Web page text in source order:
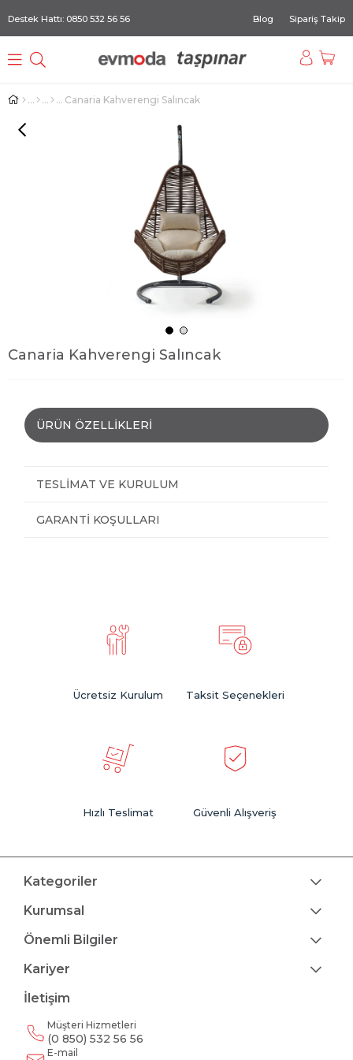
Destek Hattı: 0850 532 56 56 Blog Sipariş Takip
Canaria Kahverengi Salıncak
Canaria Kahverengi Salıncak
ÜRÜN ÖZELLIKLERI
TESLIMAT VE KURULUM
GARANTI KOŞULLARI
Ücretsiz Kurulum Taksit Seçenekleri
Hızlı Teslimat Güvenli Alışveriş
Kategoriler
Kurumsal
Önemli Bilgiler
Kariyer
İletişim
Müşteri Hizmetleri
(0 850) 532 56 56
E-mail